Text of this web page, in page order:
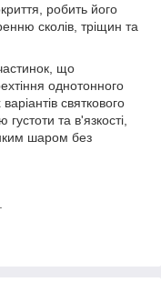
робить його
сколів, тріщин та
що
однотонного
святкового
та в'язкості,
шаром без